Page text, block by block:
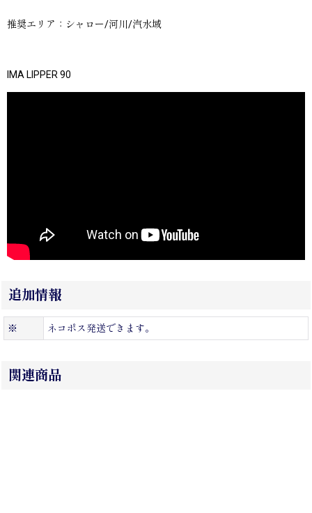
推奨エリア：シャロー/河川/汽水域
IMA LIPPER 90
追加情報
※ ネコポス発送できます。
関連商品